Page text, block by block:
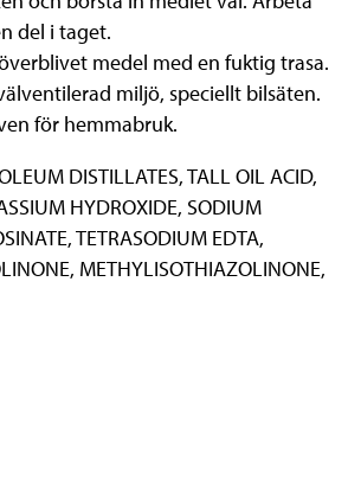
del i taget.
medel med en fuktig trasa.
miljö, speciellt bilsäten.
för hemmabruk.
DISTILLATES, TALL OIL ACID,
HYDROXIDE, SODIUM
TETRASODIUM EDTA,
METHYLISOTHIAZOLINONE,